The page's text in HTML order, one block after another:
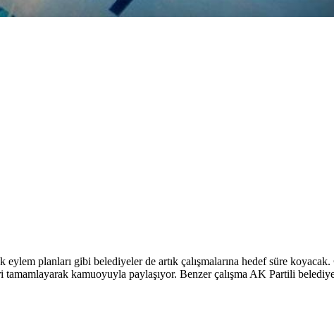
eylem planları gibi belediyeler de artık çalışmalarına hedef süre
kamuoyuyla paylaşıyor. Benzer çalışma AK Partili